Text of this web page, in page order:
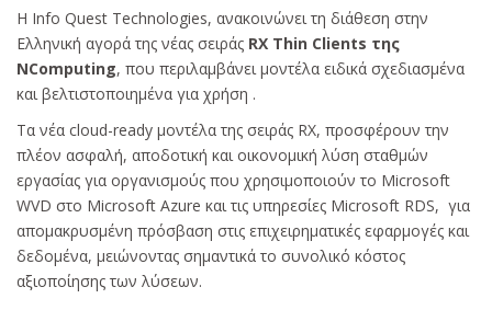
Κυρίως
κείμενο
Η Info Quest Technologies, ανακοινώνει τη διάθεση στην
Ελληνική αγορά της νέας σειράς RΧ Thin Clients της
NComputing, που περιλαμβάνει μοντέλα ειδικά σχεδιασμένα
και βελτιστοποιημένα για χρήση .
Τα νέα cloud-ready μοντέλα της σειράς RX, προσφέρουν την
πλέον ασφαλή, αποδοτική και οικονομική λύση σταθμών
εργασίας για οργανισμούς που χρησιμοποιούν το Microsoft
WVD στο Microsoft Azure και τις υπηρεσίες Microsoft RDS, για
απομακρυσμένη πρόσβαση στις επιχειρηματικές εφαρμογές και
δεδομένα, μειώνοντας σημαντικά το συνολικό κόστος
αξιοποίησης των λύσεων.